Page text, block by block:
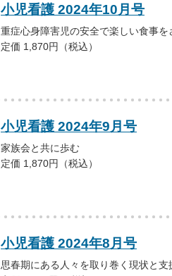
小児看護 2024年10月号
重症心身障害児の安全で楽しい食事を
定価 1,870円（税込）
小児看護 2024年9月号
家族会と共に歩む
定価 1,870円（税込）
小児看護 2024年8月号
思春期にある人々を取り巻く現状と支